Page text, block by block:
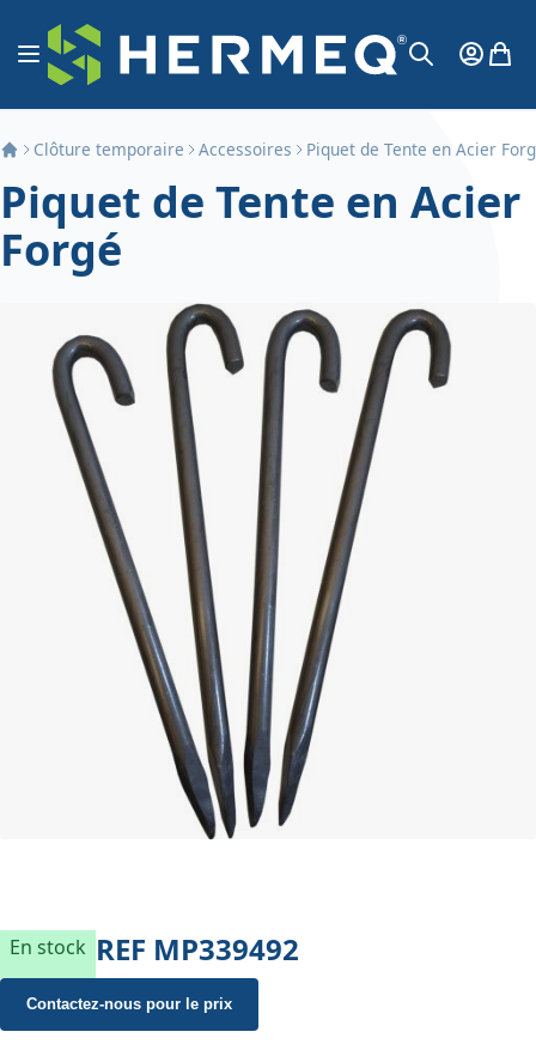
Aller au contenu
Affichage navigation
MonMon
Clôture temporaire Accessoires Piquet de Tente en Acier
Piquet de Tente en Acier
Forgé
En stock REF MP339492
Contactez-nous pour le prix